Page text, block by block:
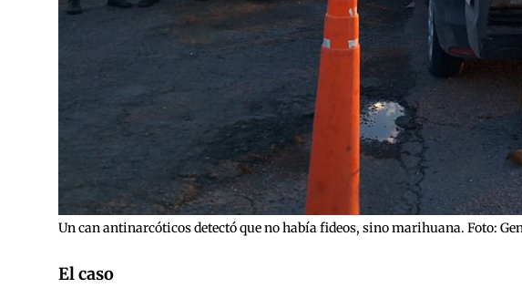
Un can antinarcóticos detectó que no había fideos, sino marihuana. Foto:
El caso